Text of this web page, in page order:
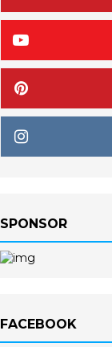
SPONSOR
FACEBOOK